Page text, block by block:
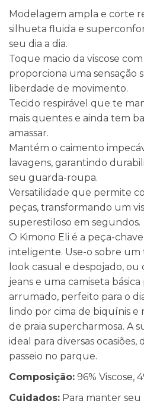
Modelagem ampla e corte
silhueta fluida e
seu dia a dia.
Toque macio da viscose
proporciona uma sensação
liberdade de movimento.
Tecido respirável que te
mais quentes e ainda tem
amassar.
Mantém o caimento
lavagens, garantindo
seu guarda-roupa.
Versatilidade que permite
peças, transformando um
superestiloso em segundos.
O Kimono Eli é a peça-
inteligente. Use-o sobre
look casual e despojado,
jeans e uma camiseta
arrumado, perfeito para o
lindo por cima de biquínis e
de praia supercharmosa. A
ideal para diversas
passeio no parque.
Composição: 96% Viscose,
Cuidados: Para manter